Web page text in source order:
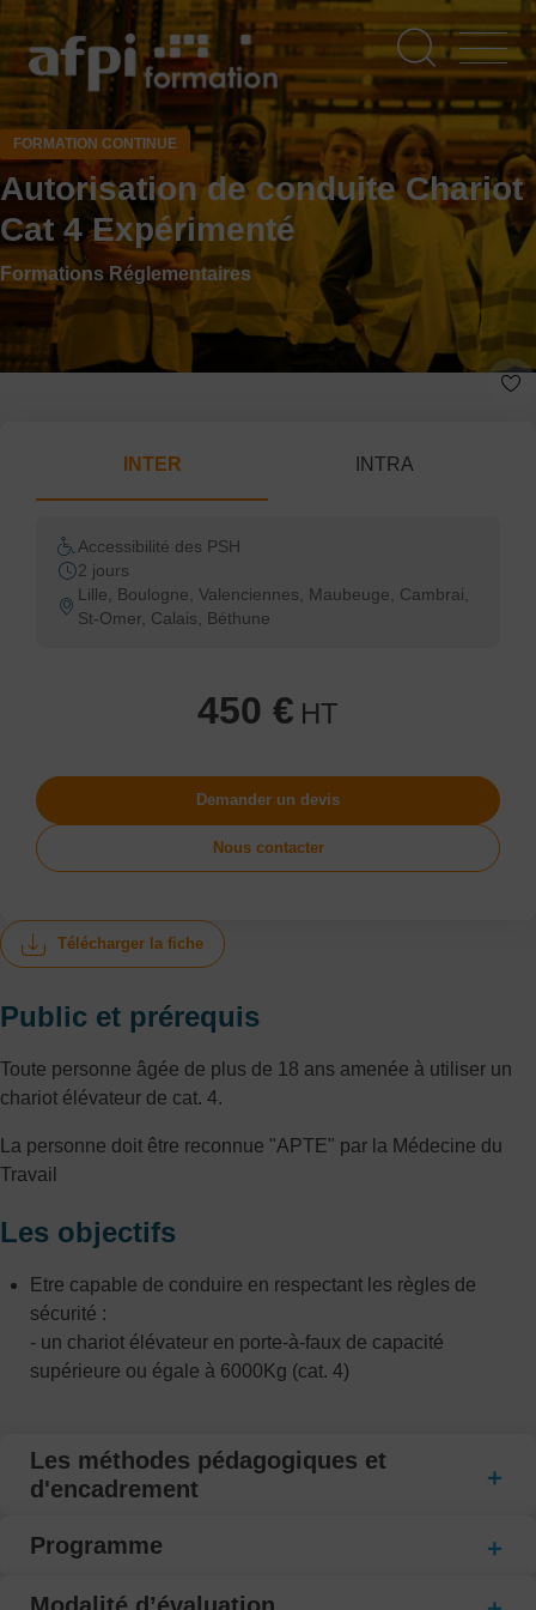
Aller
au
contenu
principal
FORMATION CONTINUE
Autorisation de conduite Chariot
Cat 4 Expérimenté
Formations Réglementaires
Télécharger la fiche
Public et prérequis
Toute personne âgée de plus de 18 ans amenée à utiliser un
chariot élévateur de cat. 4.
La personne doit être reconnue "APTE" par la Médecine du
Travail
Les objectifs
Etre capable de conduire en respectant les règles de
sécurité :
- un chariot élévateur en porte-à-faux de capacité
supérieure ou égale à 6000Kg (cat. 4)
Les méthodes pédagogiques et
d'encadrement
Programme
INTER INTRA
Accessibilité des PSH
2 jours
Lille, Boulogne, Valenciennes, Maubeuge, Cambrai,
St-Omer, Calais, Béthune
450 € HT
Demander un devis
Nous contacter